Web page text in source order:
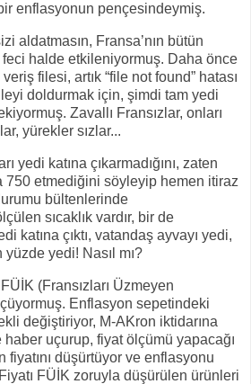
enflasyonun pençesindeymiş.
aldatmasın, Fransa’nın bütün
halde etkileniyormuş. Daha önce
filesi, artık “file not found” hatası
doldurmak için, şimdi tam yedi
Zavallı Fransızlar, onları
yürekler sızlar...
yedi katına çıkarmadığını, zaten
750 etmediğini söyleyip hemen itiraz
bültenlerinde
sıcaklık vardır, bir de
katına çıktı, vatandaş ayvayı yedi,
yedi! Nasıl mı?
(Fransızları Üzmeyen
Enflasyon sepetindeki
değiştiriyor, M-AKron iktidarına
haber uçurup, fiyat ölçümü yapacağı
düşürtüyor ve enflasyonu
FÜİK zoruyla düşürülen ürünleri